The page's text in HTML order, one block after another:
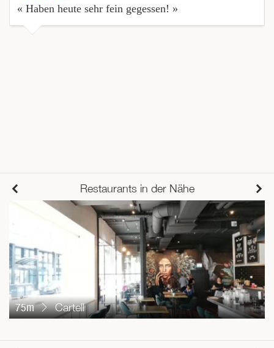
« Haben heute sehr fein gegessen! »
Restaurants in der Nähe
75m Cartell